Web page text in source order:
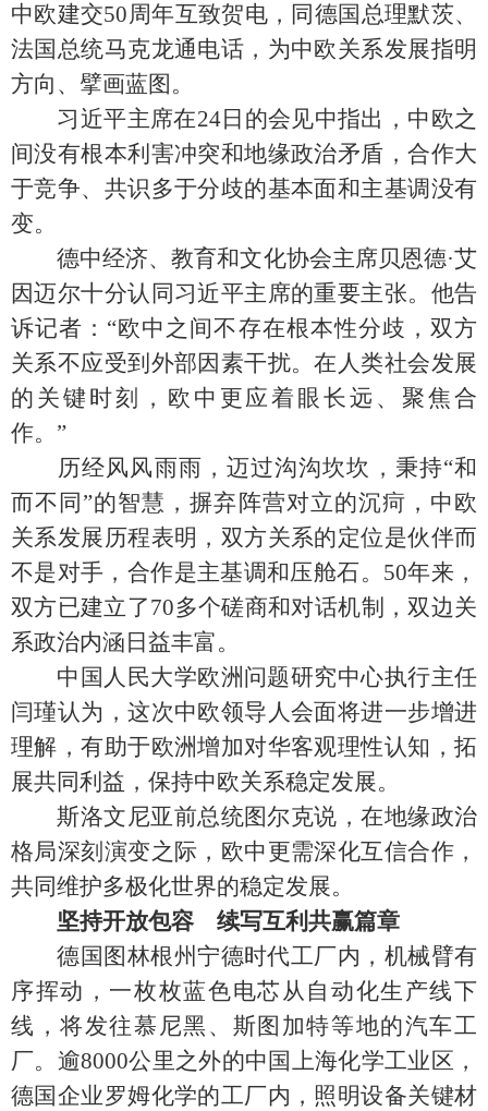
中欧建交50周年互致贺电，同德国总理默茨、
法国总统马克龙通电话，为中欧关系发展指明
方向、擘画蓝图。
习近平主席在24日的会见中指出，中欧之
间没有根本利害冲突和地缘政治矛盾，合作大
于竞争、共识多于分歧的基本面和主基调没有
变。
德中经济、教育和文化协会主席贝恩德·艾
因迈尔十分认同习近平主席的重要主张。他告
诉记者：“欧中之间不存在根本性分歧，双方
关系不应受到外部因素干扰。在人类社会发展
的关键时刻，欧中更应着眼长远、聚焦合
作。”
历经风风雨雨，迈过沟沟坎坎，秉持“和
而不同”的智慧，摒弃阵营对立的沉疴，中欧
关系发展历程表明，双方关系的定位是伙伴而
不是对手，合作是主基调和压舱石。50年来，
双方已建立了70多个磋商和对话机制，双边关
系政治内涵日益丰富。
中国人民大学欧洲问题研究中心执行主任
闫瑾认为，这次中欧领导人会面将进一步增进
理解，有助于欧洲增加对华客观理性认知，拓
展共同利益，保持中欧关系稳定发展。
斯洛文尼亚前总统图尔克说，在地缘政治
格局深刻演变之际，欧中更需深化互信合作，
共同维护多极化世界的稳定发展。
坚持开放包容 续写互利共赢篇章
德国图林根州宁德时代工厂内，机械臂有
序挥动，一枚枚蓝色电芯从自动化生产线下
线，将发往慕尼黑、斯图加特等地的汽车工
厂。逾8000公里之外的中国上海化学工业区，
德国企业罗姆化学的工厂内，照明设备关键材